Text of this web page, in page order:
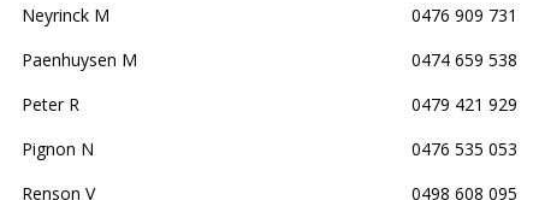
Neyrinck M
0476 909 731
Paenhuysen M
0474 659 538
Peter R
0479 421 929
Pignon N
0476 535 053
Renson V
0498 608 095